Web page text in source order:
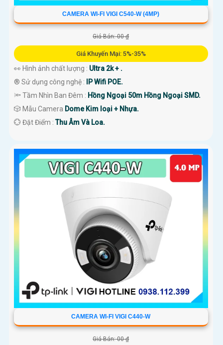
CAMERA WI-FI VIGI C540-W (4MP)
Giá Bán: 00 ₫
Giá Khuyến Mại: 5%-35%
👀 Hình ảnh chất lượng : Ultra 2k + .
®️ Sử dụng công nghệ : IP Wifi POE.
🔦 Tầm Nhìn Ban Đêm : Hồng Ngoại 50m Hồng Ngoại SMD.
🎲 Mẫu Camera Dome Kim loại + Nhựa.
️💮 Đặt Điểm :Thu Âm Và Loa.
CAMERA WI-FI VIGI C440-W
Giá Bán: 00 ₫